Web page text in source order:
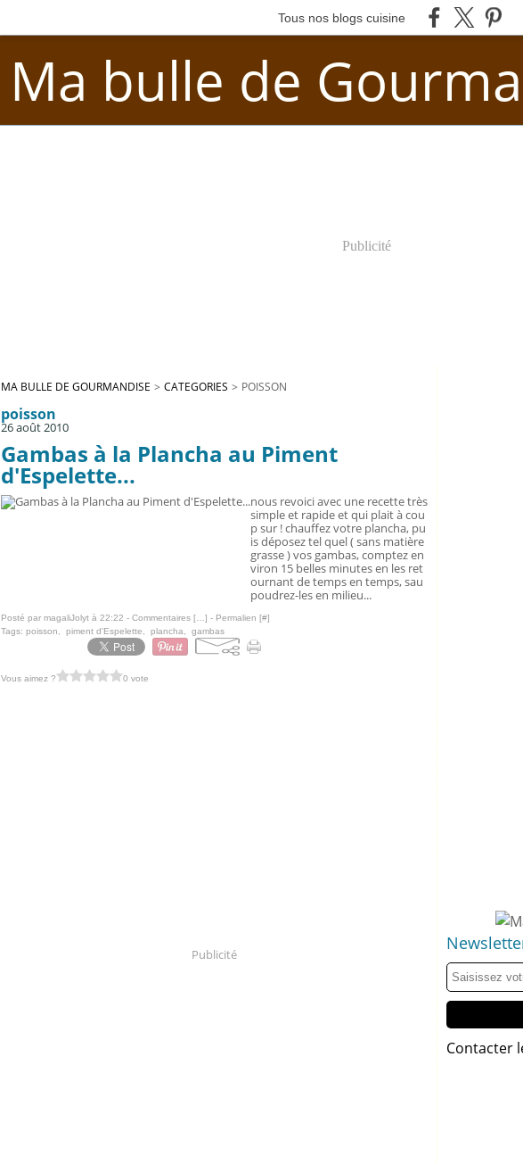
Tous nos blogs cuisine
Ma bulle de
Publicité
MA BULLE DE GOURMANDISE > CATEGORIES > POISSON
poisson
26 août 2010
Gambas à la Plancha au Piment
d'Espelette...
nous revoici avec une recette très
simple et rapide et qui plait à cou
p sur ! chauffez votre plancha, pu
is déposez tel quel ( sans matière
grasse ) vos gambas, comptez en
viron 15 belles minutes en les ret
ournant de temps en temps, sau
poudrez-les en milieu...
Posté par magaliJolyt à 22:22 - Commentaires [ ] - Permalien [#]
Tags: poisson piment d'Espelette plancha gambas
Vous aimez ? 0 vote
Publicité
Contacter